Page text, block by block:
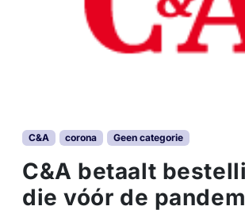
C&A corona Geen categorie
C&A betaalt
die vóór de